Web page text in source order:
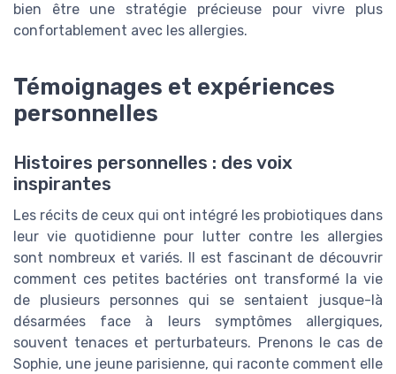
bien être une stratégie précieuse pour vivre plus
confortablement avec les allergies.
Témoignages et expériences
personnelles
Histoires personnelles : des voix
inspirantes
Les récits de ceux qui ont intégré les probiotiques dans
leur vie quotidienne pour lutter contre les allergies
sont nombreux et variés. Il est fascinant de découvrir
comment ces petites bactéries ont transformé la vie
de plusieurs personnes qui se sentaient jusque-là
désarmées face à leurs symptômes allergiques,
souvent tenaces et perturbateurs. Prenons le cas de
Sophie, une jeune parisienne, qui raconte comment elle